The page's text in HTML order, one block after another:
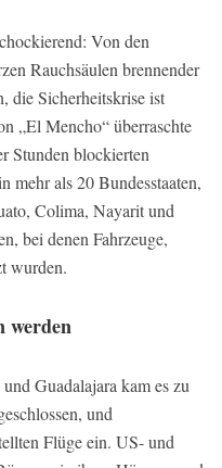
Von den
Rauchsäulen brennender
die Sicherheitskrise ist
„El Mencho“ überraschte
Stunden blockierten
mehr als 20 Bundesstaaten,
Colima, Nayarit und
bei denen Fahrzeuge,
wurden.
werden
Guadalajara kam es zu
und
Flüge ein. US- und